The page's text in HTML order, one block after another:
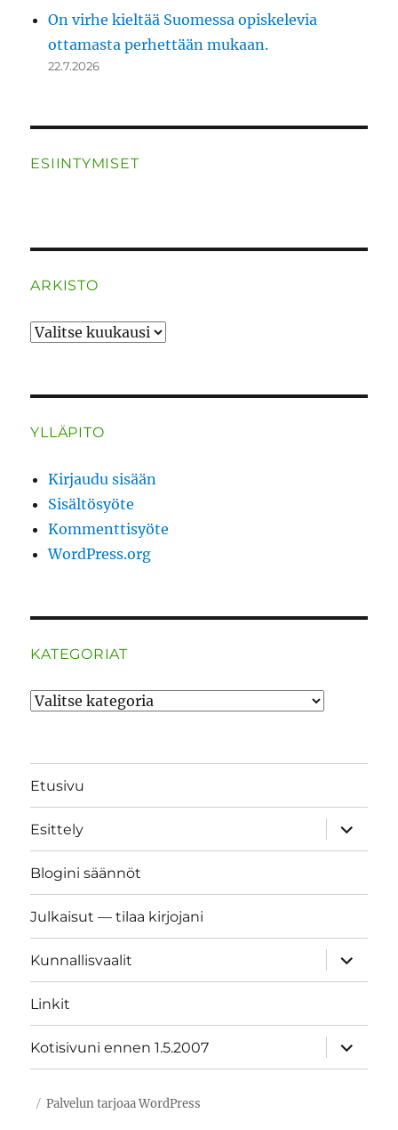
On virhe kieltää Suomessa opiskelevia
ottamasta perhettään mukaan.
22.7.2026
ESIINTYMISET
ARKISTO
ARKISTO
YLLÄPITO
Kirjaudu sisään
Sisältösyöte
Kommenttisyöte
WordPress.org
KATEGORIAT
Kategoriat
Etusivu
Esittely
näytä
Blogini säännöt
Julkaisut — tilaa kirjojani
Kunnallisvaalit
näytä
Linkit
Kotisivuni ennen 1.5.2007
näytä
Palvelun tarjoaa WordPress